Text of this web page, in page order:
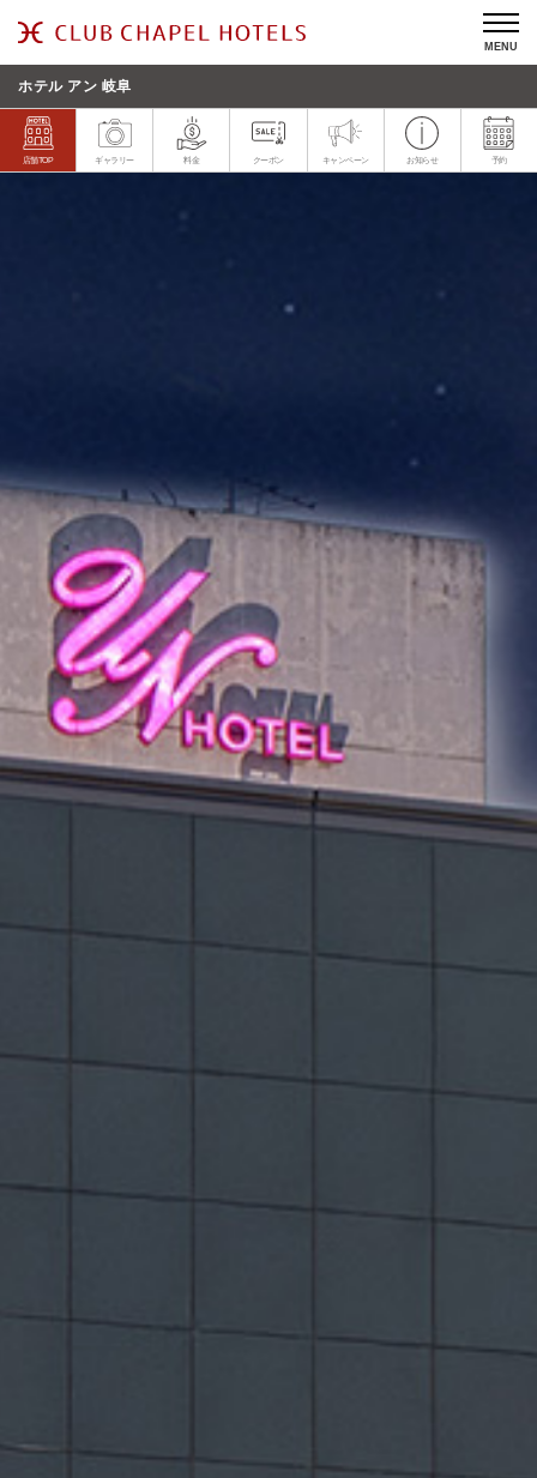
MENU
ホテル アン 岐阜
店舗TOP ギャラリー 料金 クーポン キャンペーン お知らせ 予約